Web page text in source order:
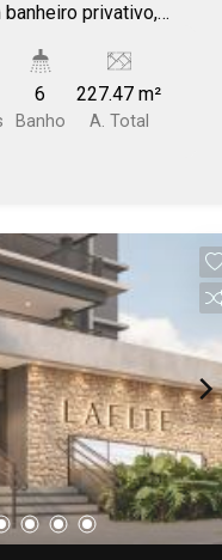
privativo,
Área
Plantas com living
gourmet.
6
Banho
227.47 m²
A. Total